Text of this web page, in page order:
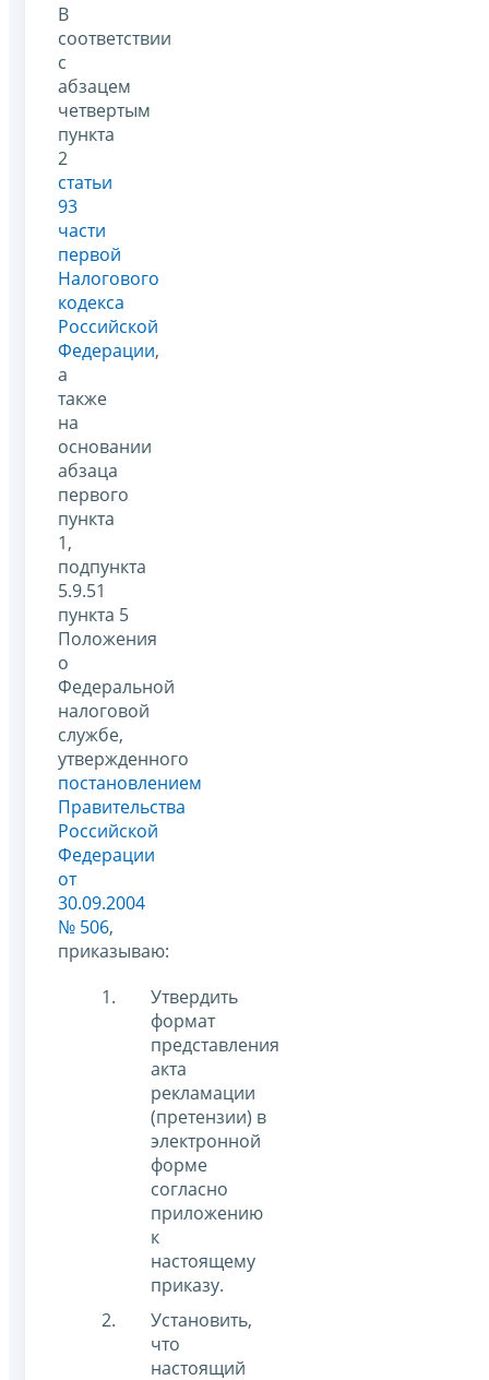
В
соответствии
с
абзацем
четвертым
пункта
2
статьи
93
части
первой
Налогового
кодекса
Российской
Федерации,
а
также
на
основании
абзаца
первого
пункта
1,
подпункта
5.9.51
пункта 5
Положения
о
Федеральной
налоговой
службе,
утвержденного
постановлением
Правительства
Российской
Федерации
от
30.09.2004
№ 506,
приказываю:
Утвердить
формат
представления
акта
рекламации
(претензии) в
электронной
форме
согласно
приложению
к
настоящему
приказу.
Установить,
что
настоящий